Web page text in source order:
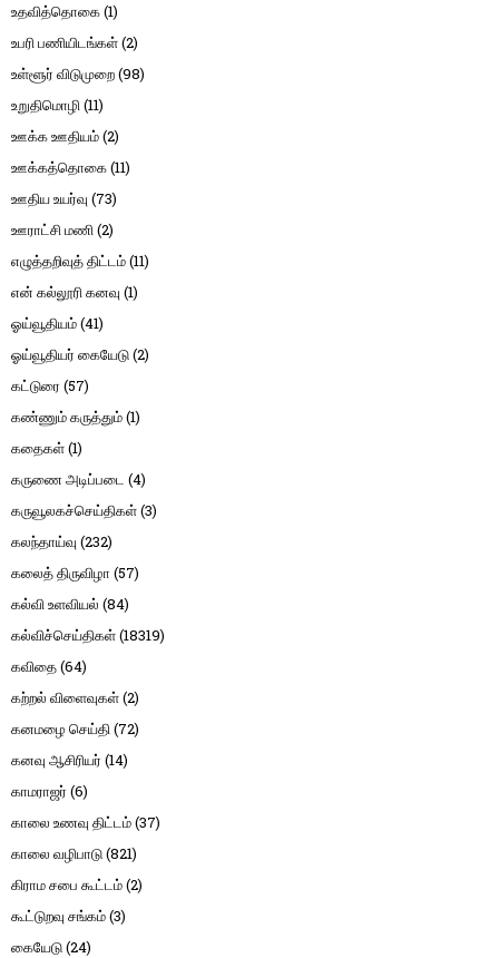
உதவித்தொகை(1)
உபரி பணியிடங்கள்(2)
உள்ளூர் விடுமுறை(98)
உறுதிமொழி(11)
ஊக்க ஊதியம்(2)
ஊக்கத்தொகை(11)
ஊதிய உயர்வு (73)
ஊராட்சி மணி(2)
எழுத்தறிவுத் திட்டம்(11)
என் கல்லூரி கனவு (1)
ஓய்வூதியம்(41)
ஓய்வூதியர் கையேடு(2)
கட்டுரை (57)
கண்ணும் கருத்தும்(1)
கதைகள்(1)
கருணை அடிப்படை (4)
கருவூலகச்செய்திகள்(3)
கலந்தாய்வு (232)
கலைத் திருவிழா (57)
கல்வி உளவியல் (84)
கல்விச்செய்திகள்(18319)
கவிதை(64)
கற்றல் விளைவுகள்(2)
கனமழை செய்தி(72)
கனவு ஆசிரியர் (14)
காமராஜர் (6)
காலை உணவு திட்டம்(37)
காலை வழிபாடு(821)
கிராம சபை கூட்டம்(2)
கூட்டுறவு சங்கம்(3)
கையேடு(24)